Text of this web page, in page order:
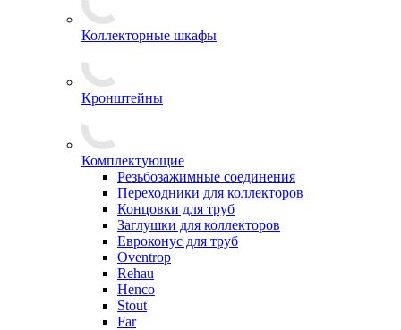
Коллекторные шкафы
Кронштейны
Комплектующие
Резьбозажимные соединения
Переходники для коллекторов
Концовки для труб
Заглушки для коллекторов
Евроконус для труб
Oventrop
Rehau
Henco
Stout
Far